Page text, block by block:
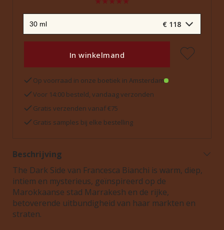
€ 118
In winkelmand
Op voorraad in onze boetiek in Amsterdam
Voor 14:00 besteld, vandaag verzonden
Gratis verzenden vanaf €75
Gratis samples bij elke bestelling
Beschrijving
The Dark Side van Francesca Bianchi is warm, diep,
intiem en mysterieus, geïnspireerd op de
Marokkaanse stad Marrakesh en de rijke,
betoverende uitbundigheid van haar markten en
straten.